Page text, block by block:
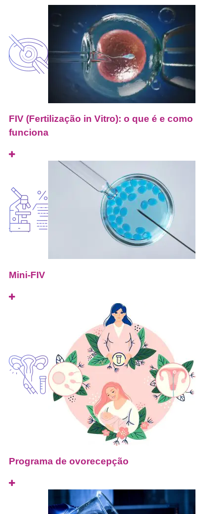
FIV (Fertilização in Vitro): o que é e como
funciona
Mini-FIV
Programa de ovorecepção